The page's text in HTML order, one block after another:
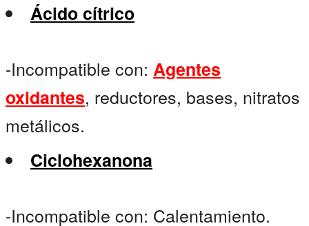
Ácido cítrico
-Incompatible con: Agentes
oxidantes, reductores, bases, nitratos
metálicos.
Ciclohexanona
-Incompatible con: Calentamiento.